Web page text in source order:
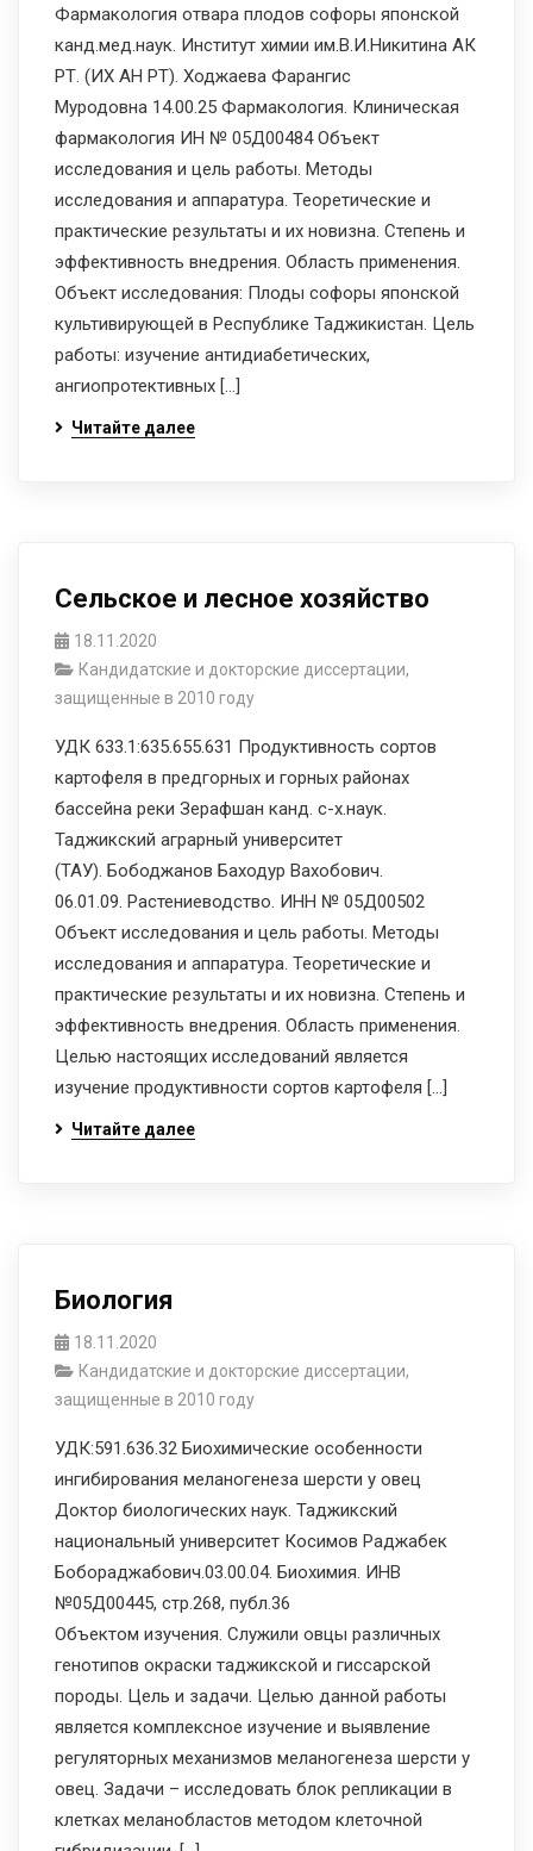
Фармакология отвара плодов софоры японской
канд.мед.наук. Институт химии им.В.И.Никитина АК
РТ. (ИХ АН РТ). Ходжаева Фарангис
Муродовна 14.00.25 Фармакология. Клиническая
фармакология ИН № 05Д00484 Объект
исследования и цель работы. Методы
исследования и аппаратура. Теоретические и
практические результаты и их новизна. Степень и
эффективность внедрения. Область применения.
Объект исследования: Плоды софоры японской
культивирующей в Республике Таджикистан. Цель
работы: изучение антидиабетических,
ангиопротективных […]
Читайте далее
Сельское и лесное хозяйство
18.11.2020
Кандидатские и докторские диссертации,
защищенные в 2010 году
УДК 633.1:635.655.631 Продуктивность сортов
картофеля в предгорных и горных районах
бассейна реки Зерафшан канд. с-х.наук.
Таджикский аграрный университет
(ТАУ). Бободжанов Баходур Вахобович.
06.01.09. Растениеводство. ИНН № 05Д00502
Объект исследования и цель работы. Методы
исследования и аппаратура. Теоретические и
практические результаты и их новизна. Степень и
эффективность внедрения. Область применения.
Целью настоящих исследований является
изучение продуктивности сортов картофеля […]
Читайте далее
Биология
18.11.2020
Кандидатские и докторские диссертации,
защищенные в 2010 году
УДК:591.636.32 Биохимические особенности
ингибирования меланогенеза шерсти у овец
Доктор биологических наук. Таджикский
национальный университет Косимов Раджабек
Бобораджабович.03.00.04. Биохимия. ИНВ
№05Д00445, стр.268, публ.36
Объектом изучения. Служили овцы различных
генотипов окраски таджикской и гиссарской
породы. Цель и задачи. Целью данной работы
является комплексное изучение и выявление
регуляторных механизмов меланогенеза шерсти у
овец. Задачи – исследовать блок репликации в
клетках меланобластов методом клеточной